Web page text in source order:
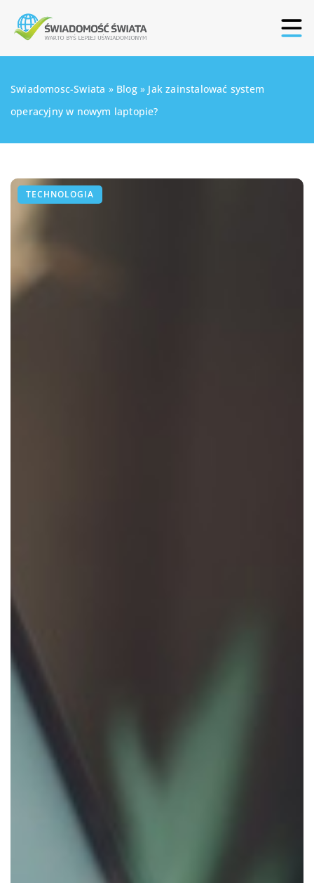
Swiadomosc-Swiata » Blog» Jak zainstalować system
operacyjny w nowym laptopie?
TECHNOLOGIA